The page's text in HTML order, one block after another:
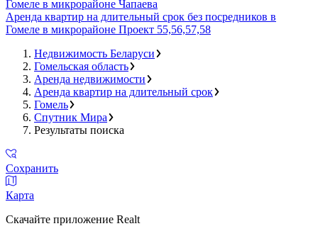
Гомеле в микрорайоне Чапаева
Аренда квартир на длительный срок без посредников в
Гомеле в микрорайоне Проект 55,56,57,58
Недвижимость Беларуси
Гомельская область
Аренда недвижимости
Аренда квартир на длительный срок
Гомель
Спутник Мира
Результаты поиска
Сохранить
Карта
Скачайте приложение Realt